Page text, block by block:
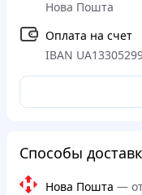
Нова Пошта
Оплата на счет
IBAN
Способы
Нова Пошта —